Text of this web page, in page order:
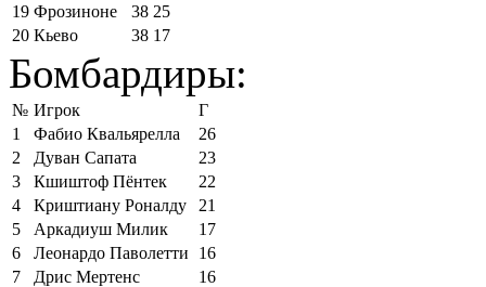
19 Фрозиноне 38 25
20 Кьево 38 17
Бомбардиры:
№ Игрок
Г
1
Фабио Квальярелла
26
2
Дуван Сапата
23
3
Кшиштоф Пёнтек
22
4
Криштиану Роналду
21
5
Аркадиуш Милик
17
6
Леонардо Паволетти
16
7
Дрис Мертенс
16